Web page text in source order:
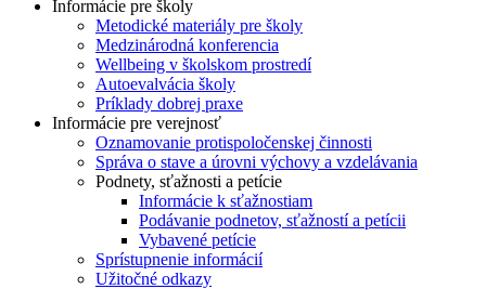
Informácie pre školy
Metodické materiály pre školy
Medzinárodná konferencia
Wellbeing v školskom prostredí
Autoevalvácia školy
Príklady dobrej praxe
Informácie pre verejnosť
Oznamovanie protispoločenskej činnosti
Správa o stave a úrovni výchovy a vzdelávania
Podnety, sťažnosti a petície
Informácie k sťažnostiam
Podávanie podnetov, sťažností a petícii
Vybavené petície
Sprístupnenie informácií
Užitočné odkazy